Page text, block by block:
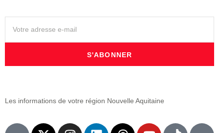
S'ABONNER
Les informations de votre région Nouvelle Aquitaine